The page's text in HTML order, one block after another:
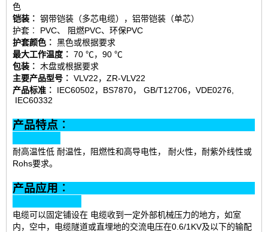
色
铠装︰ 钢带铠装（多芯电缆），铝带铠装（单芯）
护套︰ PVC、 阻燃PVC、环保PVC
护套颜色︰ 黑色或根据要求
最大工作温度︰ 70 ℃，90 ℃
包装︰
木盘或根据要求
主要产品型号︰ VLV22，ZR-VLV22
产品标准︰
IEC60502，BS7870， GB/T12706，VDE0276,
IEC60332
产品特点︰
耐高温性低 耐温性，阻燃性和高导电性， 耐火性，耐紫外线性或
Rohs要求。
产品应用︰
电缆可以固定铺设在 电缆收到一定外部机械压力的地方，如室
内，空中，电缆隧道或直埋地的交流电压在0.6/1KV及以下的输配